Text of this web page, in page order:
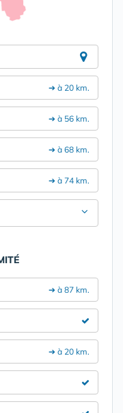
➔ à 20 km.
➔ à 56 km.
➔ à 68 km.
➔ à 74 km.
➔ à 87 km.
➔ à 20 km.